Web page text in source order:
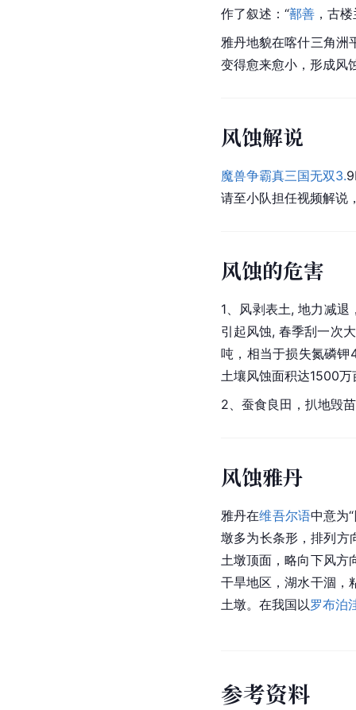
作了叙述：“鄯善 ，古
雅丹地貌在喀什三角洲
变得愈来愈小，形成风
风蚀解说
魔兽争霸真三国无双3.
请至小队担任视频解说
风蚀的危害
1、风剥表土, 地力减退
引起风蚀, 春季刮一次
吨，相当于损失氮磷钾
土壤风蚀面积达1500
2、蚕食良田，扒地毁
风蚀雅丹
雅丹在维吾尔语中意为
墩多为长条形，排列方
土墩顶面，略向下风方
干旱地区，湖水干涸，
土墩。在我国以罗布泊
参考资料